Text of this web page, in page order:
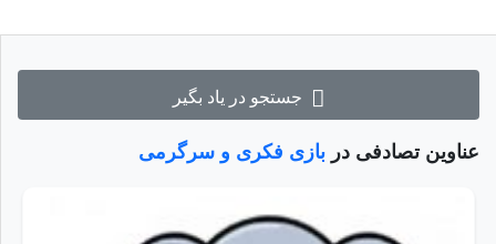
جستجو در یاد بگیر
عناوین تصادفی در بازی فکری و سرگرمی